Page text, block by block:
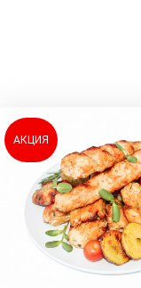
АКЦИЯ